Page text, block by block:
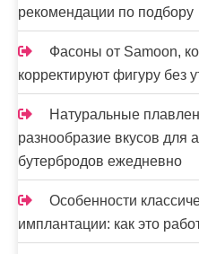
рекомендации по подбору
Фасоны от Samoon,
корректируют фигуру без
Натуральные
разнообразие вкусов для
бутербродов ежедневно
Особенности
имплантации: как это